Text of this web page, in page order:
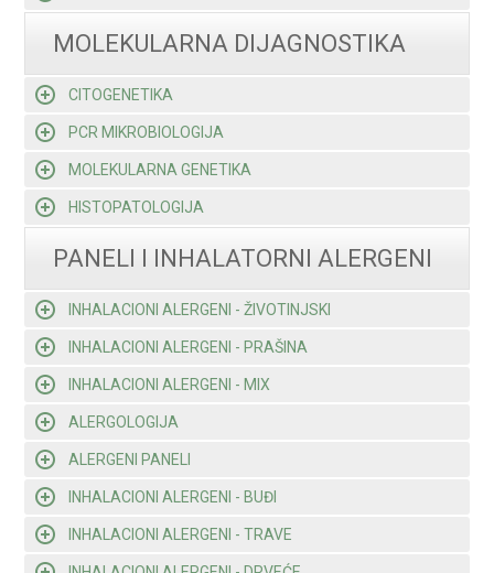
MOLEKULARNA DIJAGNOSTIKA
CITOGENETIKA
PCR MIKROBIOLOGIJA
MOLEKULARNA GENETIKA
HISTOPATOLOGIJA
PANELI I INHALATORNI ALERGENI
INHALACIONI ALERGENI - ŽIVOTINJSKI
INHALACIONI ALERGENI - PRAŠINA
INHALACIONI ALERGENI - MIX
ALERGOLOGIJA
ALERGENI PANELI
INHALACIONI ALERGENI - BUĐI
INHALACIONI ALERGENI - TRAVE